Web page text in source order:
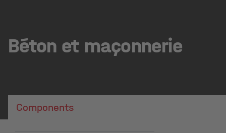
Béton et maçonnerie
Components